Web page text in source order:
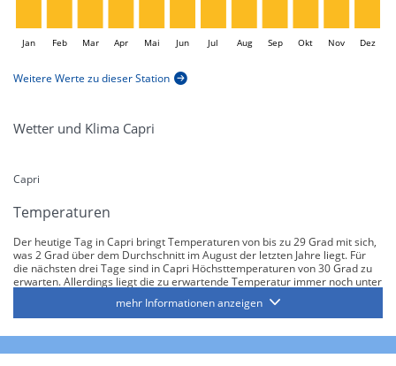
Jan Feb Mar Apr Mai Jun Jul Aug Sep Okt Nov Dez
Weitere Werte zu dieser Station
Wetter und Klima Capri
Capri
Temperaturen
Der heutige Tag in Capri bringt Temperaturen von bis zu 29 Grad mit sich,
was 2 Grad über dem Durchschnitt im August der letzten Jahre liegt. Für
die nächsten drei Tage sind in Capri Höchsttemperaturen von 30 Grad zu
erwarten. Allerdings liegt die zu erwartende Temperatur immer noch unter
Im Monat August wurden in der Region Capri in der Vergangenheit
mehr Informationen anzeigen